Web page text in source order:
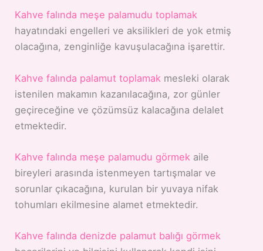
Kahve falında meşe palamudu toplamak
hayatındaki engelleri ve aksilikleri de yok etmiş
olacağına, zenginliğe kavuşulacağına işarettir.
Kahve falında palamut toplamak mesleki olarak
istenilen makamın kazanılacağına, zor günler
geçireceğine ve çözümsüz kalacağına delalet
etmektedir.
Kahve falında meşe palamudu görmek aile
bireyleri arasında istenmeyen tartışmalar ve
sorunlar çıkacağına, kurulan bir yuvaya nifak
tohumları ekilmesine alamet etmektedir.
Kahve falında denizde palamut balığı görmek